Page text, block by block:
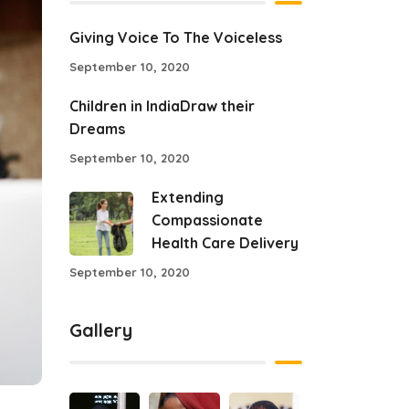
Giving Voice To The Voiceless
September 10, 2020
Children in IndiaDraw their
Dreams
September 10, 2020
Extending
Compassionate
Health Care Delivery
September 10, 2020
Gallery